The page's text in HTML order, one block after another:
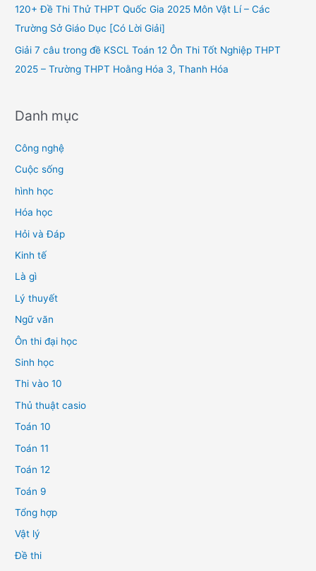
120+ Đề Thi Thử THPT Quốc Gia 2025 Môn Vật Lí – Các
Trường Sở Giáo Dục [Có Lời Giải]
Giải 7 câu trong đề KSCL Toán 12 Ôn Thi Tốt Nghiệp THPT
2025 – Trường THPT Hoằng Hóa 3, Thanh Hóa
Danh mục
Công nghệ
Cuộc sống
hình học
Hóa học
Hỏi và Đáp
Kinh tế
Là gì
Lý thuyết
Ngữ văn
Ôn thi đại học
Sinh học
Thi vào 10
Thủ thuật casio
Toán 10
Toán 11
Toán 12
Toán 9
Tổng hợp
Vật lý
Đề thi